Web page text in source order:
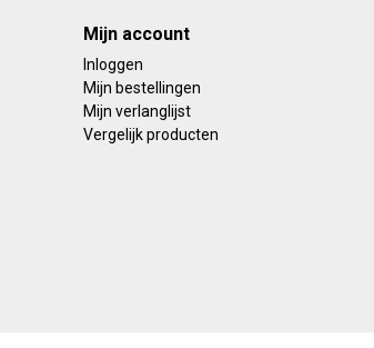
Mijn account
Inloggen
Mijn bestellingen
Mijn verlanglijst
Vergelijk producten